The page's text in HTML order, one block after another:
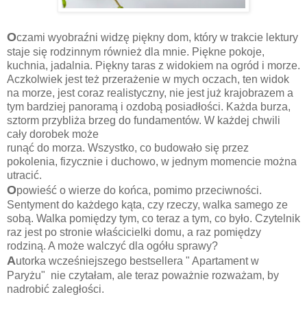
Oczami wyobraźni widzę piękny dom, który w trakcie lektury
staje się rodzinnym również dla mnie. Piękne pokoje,
kuchnia, jadalnia. Piękny taras z widokiem na ogród i morze.
Aczkolwiek jest też przerażenie w mych oczach, ten widok
na morze, jest coraz realistyczny, nie jest już krajobrazem a
tym bardziej panoramą i ozdobą posiadłości. Każda burza,
sztorm przybliża brzeg do fundamentów. W każdej chwili
cały dorobek może
runąć do morza. Wszystko, co budowało się przez
pokolenia, fizycznie i duchowo, w jednym momencie można
utracić.
Opowieść o wierze do końca, pomimo przeciwności.
Sentyment do każdego kąta, czy rzeczy, walka samego ze
sobą. Walka pomiędzy tym, co teraz a tym, co było. Czytelnik
raz jest po stronie właścicielki domu, a raz pomiędzy
rodziną. A może walczyć dla ogółu sprawy?
Autorka wcześniejszego bestsellera " Apartament w
Paryżu" nie czytałam, ale teraz poważnie rozważam, by
nadrobić zaległości.